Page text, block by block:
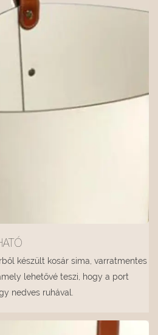
készült kosár sima, varratmentes
lehetővé teszi, hogy a port
nedves ruhával.